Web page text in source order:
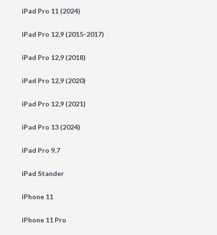
iPad Pro 11 (2024)
iPad Pro 12,9 (2015-2017)
iPad Pro 12,9 (2018)
iPad Pro 12,9 (2020)
iPad Pro 12,9 (2021)
iPad Pro 13 (2024)
iPad Pro 9.7
iPad Stander
iPhone 11
iPhone 11 Pro